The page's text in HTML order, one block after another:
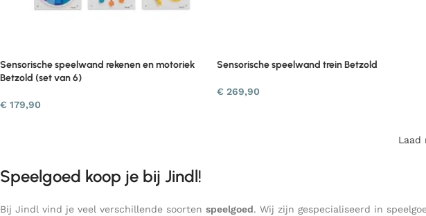
Sensorische speelwand rekenen en motoriek
Betzold (set van 6)
€ 179,90
Sensorische speelwand trein Betzold
€ 269,90
Laad
Speelgoed koop je bij Jindl!
Bij Jindl vind je veel verschillende soorten speelgoed. Wij zijn gespecialiseerd in